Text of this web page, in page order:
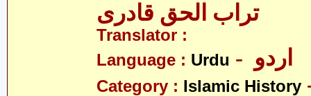
تراب الحق قادری
Translator :
Language : Urdu
Category : Islamic History